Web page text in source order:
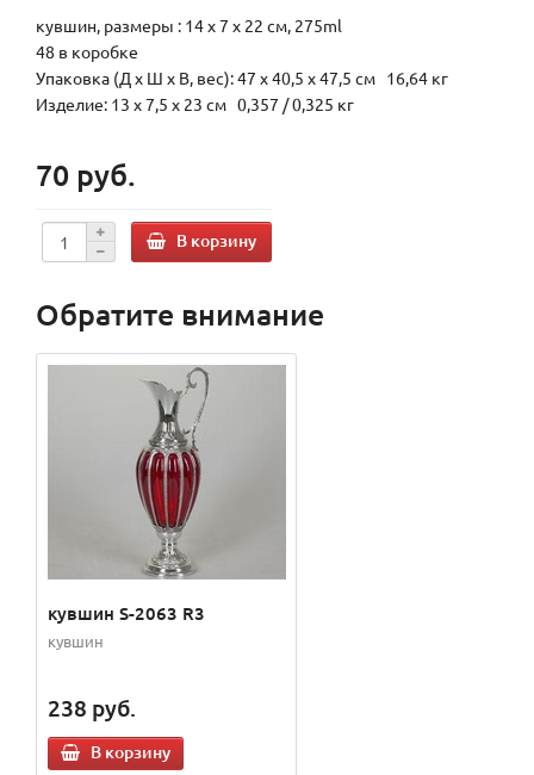
кувшин, размеры : 14 х 7 х 22 см, 275ml
48 в коробке
Упаковка (Д х Ш х В, вес): 47 x 40,5 x 47,5 см 16,64 кг
Изделие: 13 x 7,5 x 23 см 0,357 / 0,325 кг
70 руб.
В корзину
Обратите внимание
кувшин S-2063 R3
кувшин
238 руб.
В корзину